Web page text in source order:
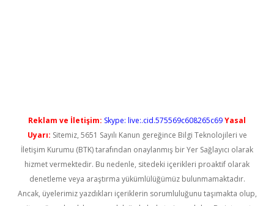
Reklam ve İletişim: Skype: live:.cid.575569c608265c69Yasal
Uyarı: Sitemiz, 5651 Sayılı Kanun gereğince Bilgi Teknolojileri ve
İletişim Kurumu (BTK) tarafından onaylanmış bir Yer Sağlayıcı olarak
hizmet vermektedir. Bu nedenle, sitedeki içerikleri proaktif olarak
denetleme veya araştırma yükümlülüğümüz bulunmamaktadır.
Ancak, üyelerimiz yazdıkları içeriklerin sorumluluğunu taşımakta olup,